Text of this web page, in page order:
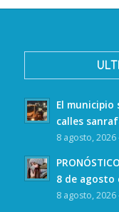
El municipio
calles
8 agosto, 2026
8 de agosto
8 agosto, 2026